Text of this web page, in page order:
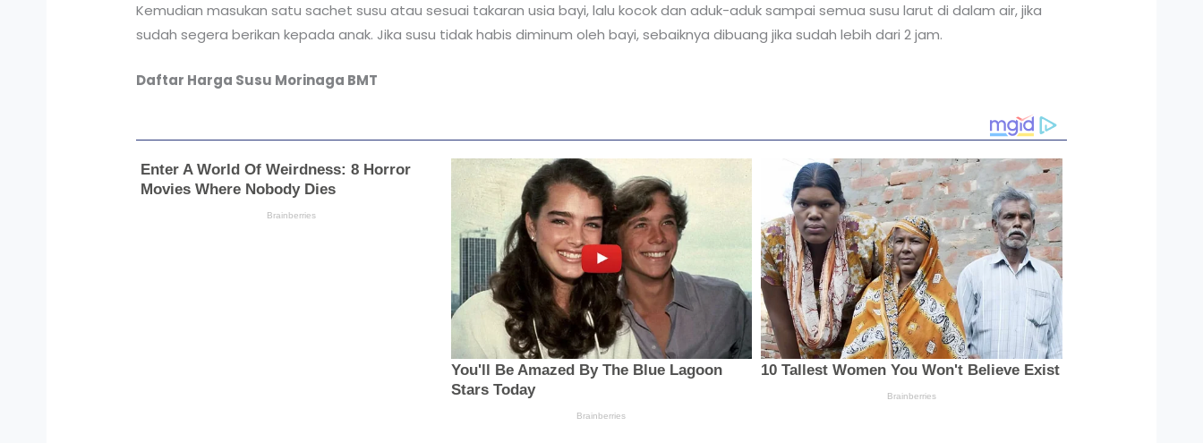
Kemudian masukan satu sachet susu atau sesuai takaran usia bayi, lalu kocok dan aduk-aduk sampai semua susu larut di dalam air, jika
sudah segera berikan kepada anak. Jika susu tidak habis diminum oleh bayi, sebaiknya dibuang jika sudah lebih dari 2 jam.
Daftar Harga Susu Morinaga BMT